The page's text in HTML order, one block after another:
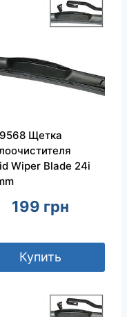
Щетка
Wiper Blade 24i
199 грн
Купить